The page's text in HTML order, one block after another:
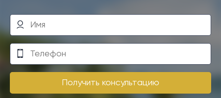
Получить консультацию